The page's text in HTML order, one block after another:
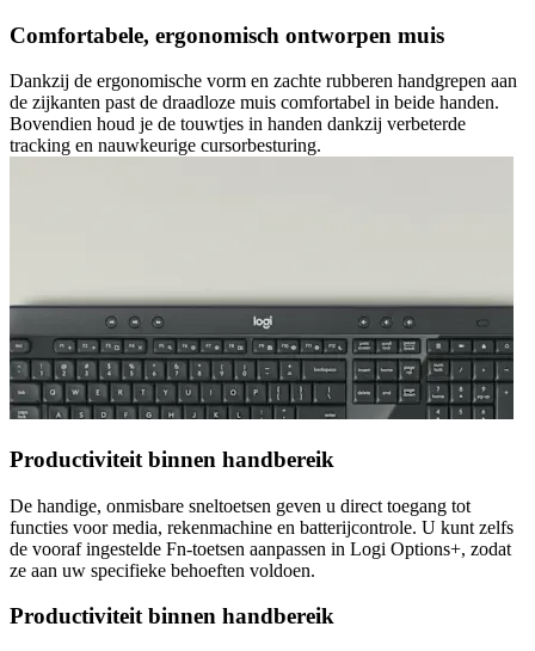
Comfortabele, ergonomisch ontworpen muis
Dankzij de ergonomische vorm en zachte rubberen handgrepen aan
de zijkanten past de draadloze muis comfortabel in beide handen.
Bovendien houd je de touwtjes in handen dankzij verbeterde
tracking en nauwkeurige cursorbesturing.
Productiviteit binnen handbereik
De handige, onmisbare sneltoetsen geven u direct toegang tot
functies voor media, rekenmachine en batterijcontrole. U kunt zelfs
de vooraf ingestelde Fn-toetsen aanpassen in Logi Options+, zodat
ze aan uw specifieke behoeften voldoen.
Productiviteit binnen handbereik